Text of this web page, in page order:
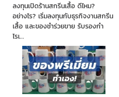
ลงทุนเปิดร้านสกรีนเสื้อ ดีไหม?
อย่างไร? เริ่มลงทุนกับธุรกิจงานสกรีน
เสื้อ และของชำร่วยขาย รับรองกำ
ไรเ...